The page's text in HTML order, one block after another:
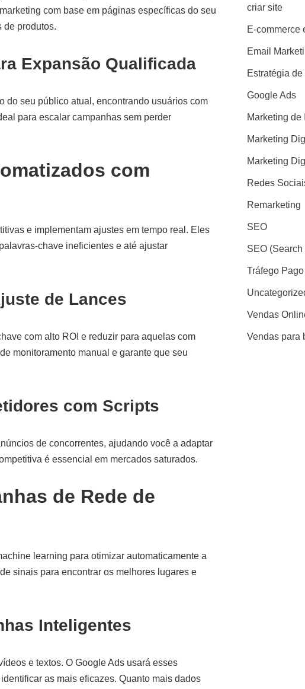
com base em páginas específicas do seu
de produtos.
Expansão Qualificada
do seu público atual, encontrando usuários com
para escalar campanhas sem perder
com
e implementam ajustes em tempo real. Eles
chave ineficientes e até ajustar
de Lances
com alto ROI e reduzir para aquelas com
monitoramento manual e garante que seu
com Scripts
de concorrentes, ajudando você a adaptar
é essencial em mercados saturados.
de Rede de
learning para otimizar automaticamente a
sinais para encontrar os melhores lugares e
Inteligentes
e textos. O Google Ads usará esses
as mais eficazes. Quanto mais dados
criar site
E-commerce
Email
Estratégia de
Google Ads
Marketing de
Marketing
Marketing
Redes
Remarketing
SEO
SEO
Tráfego Pago
Vendas
Vendas para